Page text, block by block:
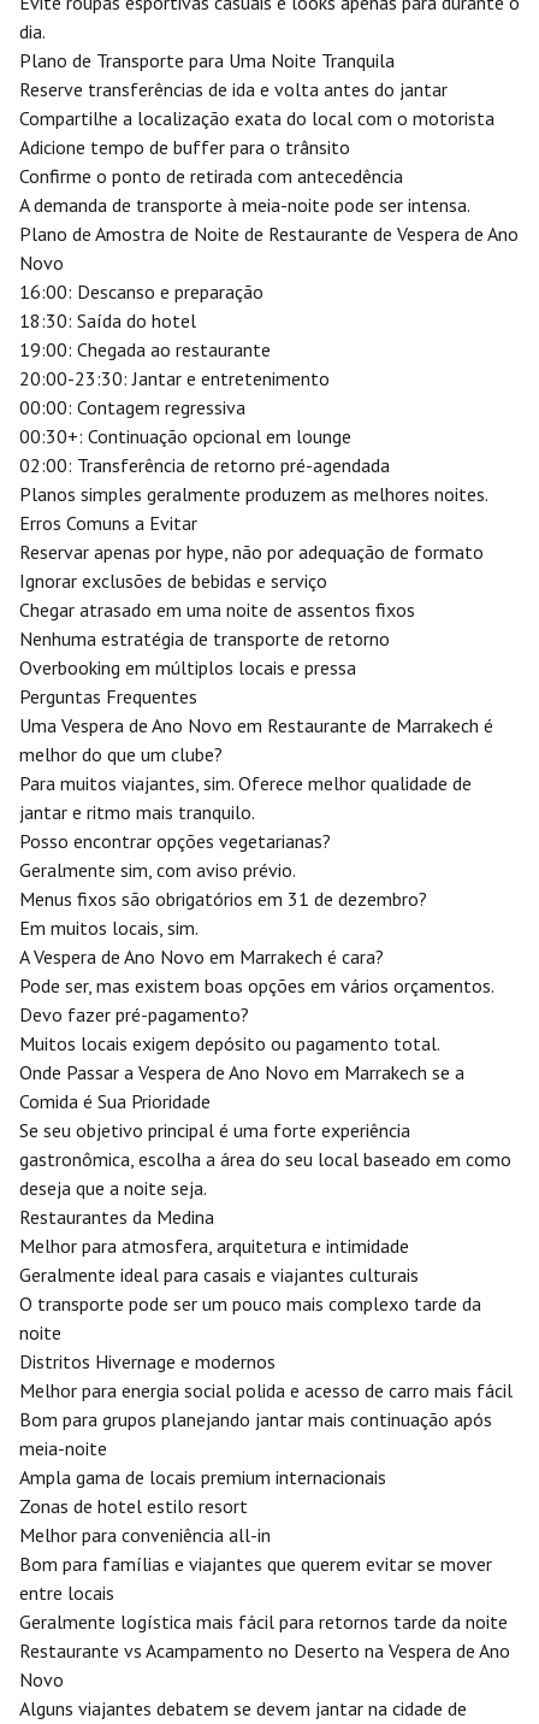
dia.
Plano de Transporte para Uma Noite Tranquila
Reserve transferências de ida e volta antes do jantar
Compartilhe a localização exata do local com o motorista
Adicione tempo de buffer para o trânsito
Confirme o ponto de retirada com antecedência
A demanda de transporte à meia-noite pode ser intensa.
Plano de Amostra de Noite de Restaurante de Vespera de Ano
Novo
16:00: Descanso e preparação
18:30: Saída do hotel
19:00: Chegada ao restaurante
20:00-23:30: Jantar e entretenimento
00:00: Contagem regressiva
00:30+: Continuação opcional em lounge
02:00: Transferência de retorno pré-agendada
Planos simples geralmente produzem as melhores noites.
Erros Comuns a Evitar
Reservar apenas por hype, não por adequação de formato
Ignorar exclusões de bebidas e serviço
Chegar atrasado em uma noite de assentos fixos
Nenhuma estratégia de transporte de retorno
Overbooking em múltiplos locais e pressa
Perguntas Frequentes
Uma Vespera de Ano Novo em Restaurante de Marrakech é
melhor do que um clube?
Para muitos viajantes, sim. Oferece melhor qualidade de
jantar e ritmo mais tranquilo.
Posso encontrar opções vegetarianas?
Geralmente sim, com aviso prévio.
Menus fixos são obrigatórios em 31 de dezembro?
Em muitos locais, sim.
A Vespera de Ano Novo em Marrakech é cara?
Pode ser, mas existem boas opções em vários orçamentos.
Devo fazer pré-pagamento?
Muitos locais exigem depósito ou pagamento total.
Onde Passar a Vespera de Ano Novo em Marrakech se a
Comida é Sua Prioridade
Se seu objetivo principal é uma forte experiência
gastronômica, escolha a área do seu local baseado em como
deseja que a noite seja.
Restaurantes da Medina
Melhor para atmosfera, arquitetura e intimidade
Geralmente ideal para casais e viajantes culturais
O transporte pode ser um pouco mais complexo tarde da
noite
Distritos Hivernage e modernos
Melhor para energia social polida e acesso de carro mais fácil
Bom para grupos planejando jantar mais continuação após
meia-noite
Ampla gama de locais premium internacionais
Zonas de hotel estilo resort
Melhor para conveniência all-in
Bom para famílias e viajantes que querem evitar se mover
entre locais
Geralmente logística mais fácil para retornos tarde da noite
Restaurante vs Acampamento no Deserto na Vespera de Ano
Novo
Alguns viajantes debatem se devem jantar na cidade de